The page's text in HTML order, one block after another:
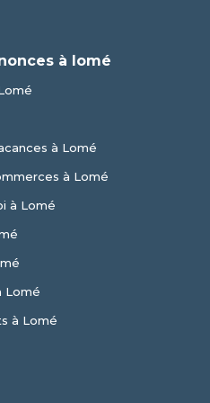
à lomé
à Lomé
à Lomé
à Lomé
Lomé
à Lomé